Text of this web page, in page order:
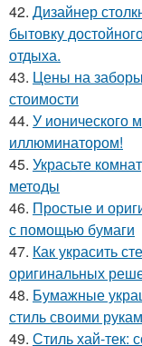
42. Дизайнер
бытовку
отдыха.
43. Цены на
стоимости
44. У ионического
иллюминатором!
45. Украсьте
методы
46. Простые и
с помощью бумаги
47. Как украсить
оригинальных
48. Бумажные
стиль своими
49. Стиль хай-тек: